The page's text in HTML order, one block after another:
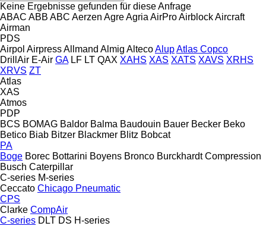
Keine Ergebnisse gefunden für diese Anfrage
ABAC ABB ABC Aerzen AgreAgria AirProAirblockAircraft
Airman
PDS
Airpol AirpressAllmand Almig AltecoAlupAtlas Copco
DrillAir E-Air GA LF LT QAX XAHS XAS XATS XAVS XRHS
XRVS ZT
Atlas
XAS
Atmos
PDP
BCS BOMAG Baldor Balma Baudouin Bauer Becker Beko
Betico Biab Bitzer Blackmer Blitz Bobcat
PA
Boge Borec Bottarini Boyens Bronco Burckhardt Compression
Busch Caterpillar
C-series M-series
Ceccato Chicago Pneumatic
CPS
Clarke CompAir
C-series DLT DS H-series